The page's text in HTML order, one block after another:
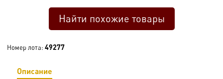
Найти похожие товары
Номер лота: 49277
Описание